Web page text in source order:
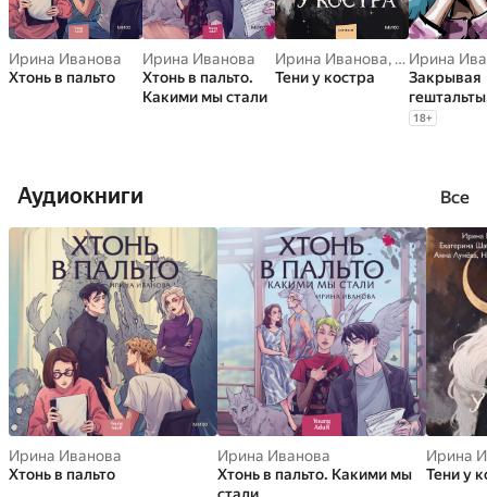
Ирина Иванова
Хтонь в пальто
Ирина Иванова
Хтонь в пальто.
Какими мы стали
Ирина Иванова, Шабнова
Тени у костра
Ирина
Закрывая
стихов
18+
Аудиокниги Все
Ирина Иванова
Хтонь в пальто
Ирина Иванова
Хтонь в пальто. Какими мы
Ирина
Тени у